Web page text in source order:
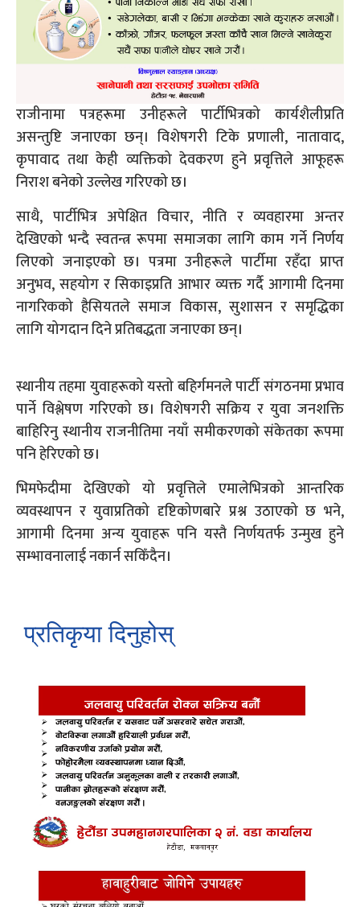
राजीनामा पत्रहरूमा उनीहरूले पार्टीभित्रको कार्यशैलीप्रति
असन्तुष्टि जनाएका छन्। विशेषगरी टिके प्रणाली, नातावाद,
कृपावाद तथा केही व्यक्तिको देवकरण हुने प्रवृत्तिले आफूहरू
निराश बनेको उल्लेख गरिएको छ।
साथै, पार्टीभित्र अपेक्षित विचार, नीति र व्यवहारमा अन्तर
देखिएको भन्दै स्वतन्त्र रूपमा समाजका लागि काम गर्ने निर्णय
लिएको जनाइएको छ। पत्रमा उनीहरूले पार्टीमा रहँदा प्राप्त
अनुभव, सहयोग र सिकाइप्रति आभार व्यक्त गर्दै आगामी दिनमा
नागरिकको हैसियतले समाज विकास, सुशासन र समृद्धिका
लागि योगदान दिने प्रतिबद्धता जनाएका छन्।
स्थानीय तहमा युवाहरूको यस्तो बहिर्गमनले पार्टी संगठनमा प्रभाव
पार्ने विश्लेषण गरिएको छ। विशेषगरी सक्रिय र युवा जनशक्ति
बाहिरिनु स्थानीय राजनीतिमा नयाँ समीकरणको संकेतका रूपमा
पनि हेरिएको छ।
भिमफेदीमा देखिएको यो प्रवृत्तिले एमालेभित्रको आन्तरिक
व्यवस्थापन र युवाप्रतिको दृष्टिकोणबारे प्रश्न उठाएको छ भने,
आगामी दिनमा अन्य युवाहरू पनि यस्तै निर्णयतर्फ उन्मुख हुने
सम्भावनालाई नकार्न सकिँदैन।
प्रतिकृया दिनुहोस्